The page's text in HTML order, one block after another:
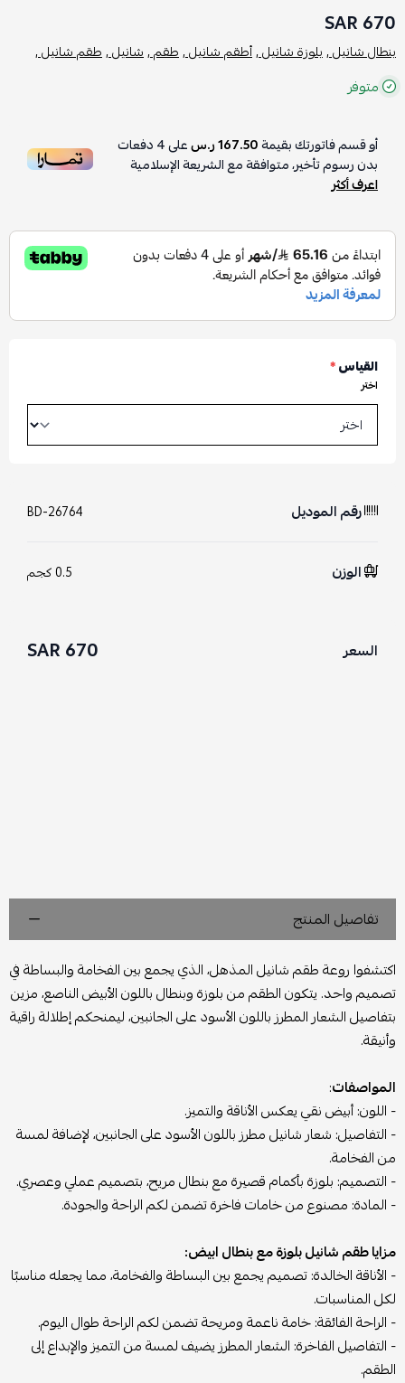
670 SAR
بنطال شانيل ,بلوزة شانيل ,أطقم شانيل ,طقم ,شانيل ,طقم شانيل ,
متوفر
أو قسم فاتورتك بقيمة167.50 ر.س على4دفعات
بدون رسوم تأخير، متوافقة مع الشريعة الإسلامية
اعرف أكثر
القياس*
اختر
رقم الموديل BD-26764
الوزن 0.5 كجم
السعر 670 SAR
تفاصيل المنتج
اكتشفوا روعة طقم شانيل المذهل، الذي يجمع بين الفخامة والبساطة في
تصميم واحد. يتكون الطقم من بلوزة وبنطال باللون الأبيض الناصع، مزين
بتفاصيل الشعار المطرز باللون الأسود على الجانبين، ليمنحكم إطلالة راقية
وأنيقة.
المواصفات:
- اللون: أبيض نقي يعكس الأناقة والتميز.
- التفاصيل: شعار شانيل مطرز باللون الأسود على الجانبين، لإضافة لمسة
من الفخامة.
- التصميم: بلوزة بأكمام قصيرة مع بنطال مريح، بتصميم عملي وعصري.
- المادة: مصنوع من خامات فاخرة تضمن لكم الراحة والجودة.
مزايا طقم شانيل بلوزة مع بنطال ابيض:
- الأناقة الخالدة: تصميم يجمع بين البساطة والفخامة، مما يجعله مناسبًا
لكل المناسبات.
- الراحة الفائقة: خامة ناعمة ومريحة تضمن لكم الراحة طوال اليوم.
- التفاصيل الفاخرة: الشعار المطرز يضيف لمسة من التميز والإبداع إلى
الطقم.